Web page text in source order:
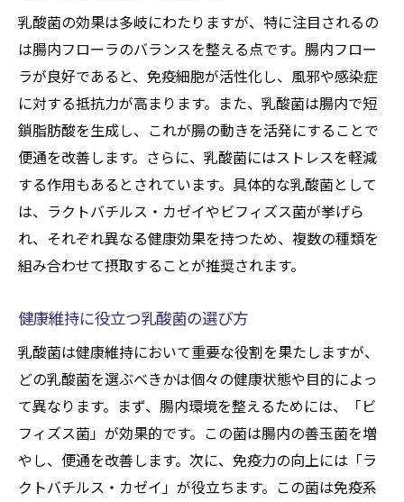
乳酸菌で健康維持を手軽に
信頼できる乳酸菌製品を見つける方法
信頼できる乳酸菌製品の見つけ方
安心して選べる乳酸菌製品のポイント
乳酸菌製品選びのコツと注意点
健康を支える乳酸菌製品の選び方
信頼性の高い乳酸菌製品を選ぶ基準
健康維持に役立つ乳酸菌製品の選び方
乳酸菌の効果は多岐にわたりますが、特に注目されるの
は腸内フローラのバランスを整える点です。腸内フロー
ラが良好であると、免疫細胞が活性化し、風邪や感染症
に対する抵抗力が高まります。また、乳酸菌は腸内で短
鎖脂肪酸を生成し、これが腸の動きを活発にすることで
便通を改善します。さらに、乳酸菌にはストレスを軽減
する作用もあるとされています。具体的な乳酸菌として
は、ラクトバチルス・カゼイやビフィズス菌が挙げら
れ、それぞれ異なる健康効果を持つため、複数の種類を
組み合わせて摂取することが推奨されます。
健康維持に役立つ乳酸菌の選び方
乳酸菌は健康維持において重要な役割を果たしますが、
どの乳酸菌を選ぶべきかは個々の健康状態や目的によっ
て異なります。まず、腸内環境を整えるためには、「ビ
フィズス菌」が効果的です。この菌は腸内の善玉菌を増
やし、便通を改善します。次に、免疫力の向上には「ラ
クトバチルス・カゼイ」が役立ちます。この菌は免疫系